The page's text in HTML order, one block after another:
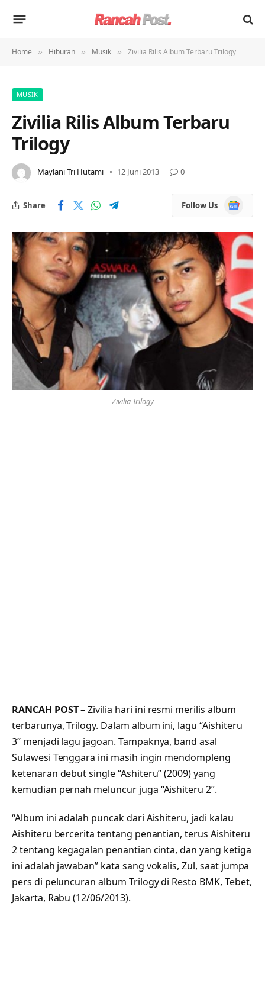
Home » Hiburan » Musik » Zivilia Rilis Album Terbaru Trilogy
MUSIK
Zivilia Rilis Album Terbaru
Trilogy
Maylani Tri Hutami 12 Juni 2013 0
Share Follow Us
Google
News
Zivilia Trilogy
RANCAH POST– Zivilia hari ini resmi merilis album
terbarunya, Trilogy. Dalam album ini, lagu “Aishiteru
3” menjadi lagu jagoan. Tampaknya, band asal
Sulawesi Tenggara ini masih ingin mendompleng
ketenaran debut single “Ashiteru” (2009) yang
kemudian pernah meluncur juga “Aishiteru 2”.
“Album ini adalah puncak dari Aishiteru, jadi kalau
Aishiteru bercerita tentang penantian, terus Aishiteru
2 tentang kegagalan penantian cinta, dan yang ketiga
ini adalah jawaban” kata sang vokalis, Zul, saat jumpa
pers di peluncuran album Trilogy di Resto BMK, Tebet,
Jakarta, Rabu (12/06/2013).